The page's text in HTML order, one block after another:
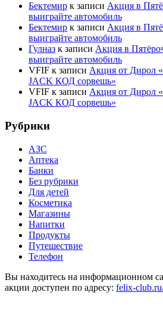
Бектемир к записи Акция в
выиграйте автомобиль
Бектемир к записи Акция в
выиграйте автомобиль
Гулназ к записи Акция в
выиграйте автомобиль
VFIF к записи Акция от Дирол
JACK КОД сорвешь»
VFIF к записи Акция от Дирол
JACK КОД сорвешь»
Рубрики
АЗС
Аптека
Банки
Без рубрики
Для детей
Косметика
Магазины
Напитки
Продукты
Путешествие
Телефон
Вы находитесь на информационном
акции доступен по адресу: felix-